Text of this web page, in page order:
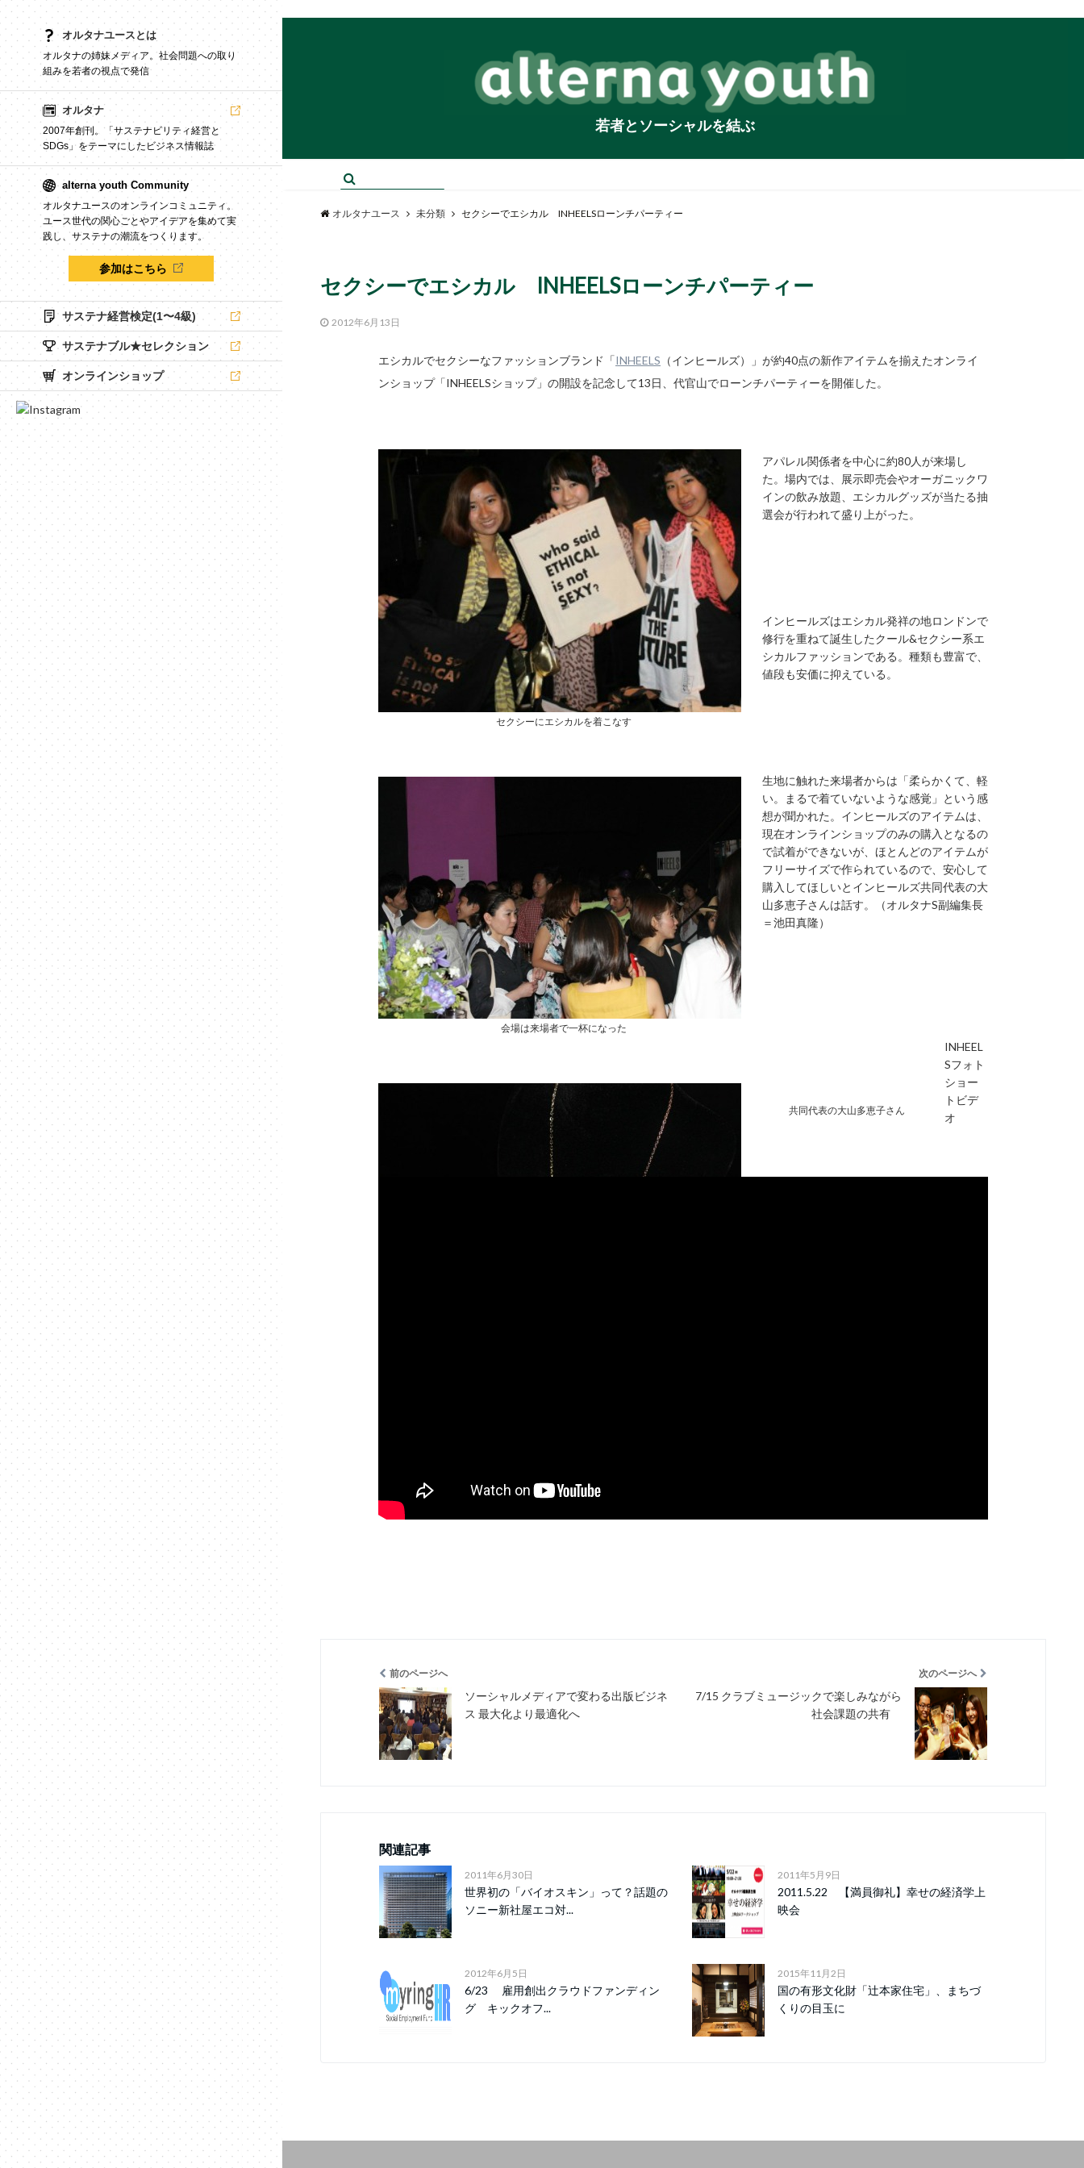
オルタナユースとは
オルタナの姉妹メディア。社会問題への取り
組みを若者の視点で発信
オルタナ
2007年創刊。「サステナビリティ経営と
SDGs」をテーマにしたビジネス情報誌
alterna youth Community
オルタナユースのオンラインコミュニティ。
ユース世代の関心ごとやアイデアを集めて実
践し、サステナの潮流をつくります。
参加はこちら
サステナ経営検定(1〜4級)
サステナブル★セレクション
オンラインショップ
若者とソーシャルを結ぶ
オルタナユース 未分類 セクシーでエシカル INHEELSローンチパーティー
セクシーでエシカル INHEELSローンチパーティー
2012年6月13日
エシカルでセクシーなファッションブランド「INHEELS （インヒールズ）」が約40点の新作アイテムを揃えたオンライ
ンショップ「INHEELSショップ」の開設を記念して13日、代官山でローンチパーティーを開催した。
セクシーにエシカルを着こなす
アパレル関係者を中心に約80人が来場し
た。場内では、展示即売会やオーガニックワ
インの飲み放題、エシカルグッズが当たる抽
選会が行われて盛り上がった。
会場は来場者で一杯になった
インヒールズはエシカル発祥の地ロンドンで
修行を重ねて誕生したクール&セクシー系エ
シカルファッションである。種類も豊富で、
値段も安価に抑えている。
共同代表の大山多恵子さん
生地に触れた来場者からは「柔らかくて、軽
い。まるで着ていないような感覚」という感
想が聞かれた。インヒールズのアイテムは、
現在オンラインショップのみの購入となるの
で試着ができないが、ほとんどのアイテムが
フリーサイズで作られているので、安心して
購入してほしいとインヒールズ共同代表の大
山多恵子さんは話す。（オルタナS副編集長
＝池田真隆）
INHEEL
Sフォト
ショー
トビデ
オ
前のページへ
ソーシャルメディアで変わる出版ビジネ
ス 最大化より最適化へ
次のページへ
7/15 クラブミュージックで楽しみながら
社会課題の共有
関連記事
2011年6月30日
世界初の「バイオスキン」って？話題の
ソニー新社屋エコ対...
2011年5月9日
2011.5.22 【満員御礼】幸せの経済学上
映会
2012年6月5日
6/23 雇用創出クラウドファンディン
グ キックオフ...
2015年11月2日
国の有形文化財「辻本家住宅」、まちづ
くりの目玉に